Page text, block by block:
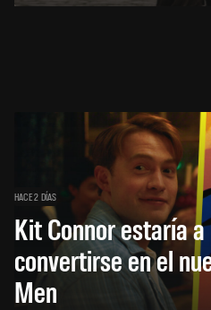
HACE 2 DÍAS
Kit Connor estaría
convertirse en el
Men